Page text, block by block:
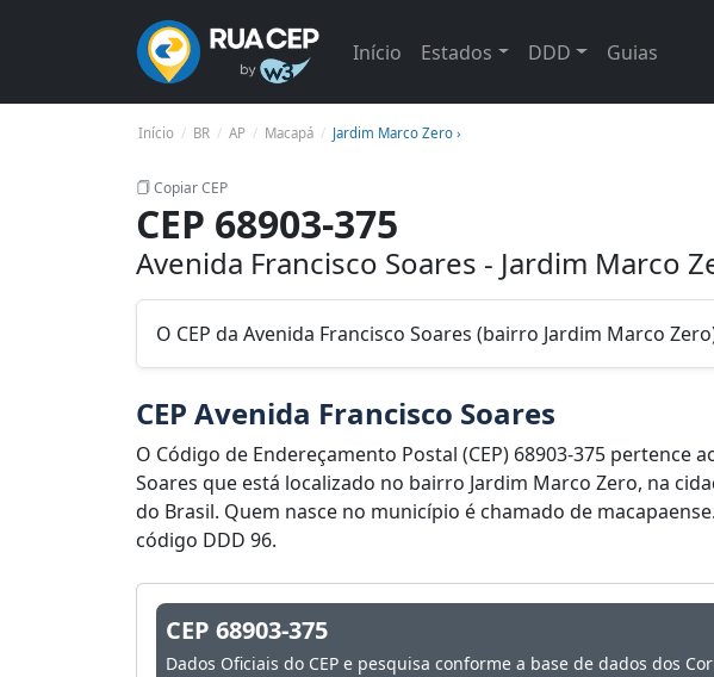
Início Estados DDD Guias
Início BR AP Macapá Jardim Marco Zero ›
Copiar CEP
CEP 68903-375
Avenida Francisco Soares - Jardim Marco
O CEP da Avenida Francisco Soares (bairro Jardim Marco
CEP Avenida Francisco Soares
O Código de Endereçamento Postal (CEP) 68903-375 pertence
Soares que está localizado no bairro Jardim Marco Zero, na
do Brasil. Quem nasce no município é chamado de
código DDD 96.
CEP 68903-375
Dados Oficiais do CEP e pesquisa conforme a base de dados dos